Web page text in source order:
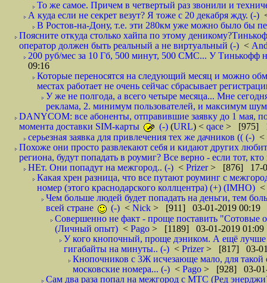
То же самое. Причем в четвертый раз звонили и
А куда если не секрет везут? Я тоже с 20 декабря жду. (-)
В Ростов-на-Дону, т.е. эти 280км уже можно было бы
Поясните откуда столько хайпа по этому
оператор должен быть реальный а не виртуальный (-) <
200 руб/мес за 10 Гб, 500 минут, 500 СМС... У Тинькофф
09:16
Которые переносятся на следующий месяц и можно
местах работает не очень сейчас сбрасывает
У же не полгода, а всего четыре месяца... Мне
реклама, 2. минимум пользователей, и максимум
DANYCOM: все абоненты, отправившие заявку до 1 мая,
момента доставки SIM-карты
(-) (URL) < qace > [975]
серьезная заявка для привлечения тех же дачников (( (-) <
Похоже они просто развлекают себя и кидают других
региона, будут попадать в роумиг? Все верно - если тот,
НЕт. Они попадут на межгород.. (-) < Prizer> [876] 17-
Какая хрен разница, что все путают роуминг с
номер (этого краснодарского коллцентра) (+) (IMHO) <
Чем больше людей будет попадать на деньги, тем
всей стране
(-) < Nick > [911] 03-01-2019 00:19
Совершенно не факт - проще поставить "Сотовые
(Личный опыт) < Pago > [1189] 03-01-2019 01:09
У кого кнопочный, проще дэником. А ещё лучше
гигабайты на минуты.. (-) < Prizer> [817] 03-
Кнопочников с 3Ж исчезающе мало, для такой
московские номера... (-) < Pago > [928] 03-01-
Сам два раза попал на межгород с МТС (Ред